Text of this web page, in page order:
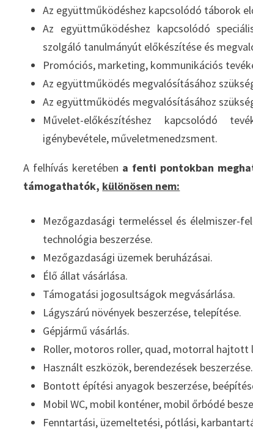
Az együttműködéshez kapcsolódó táborok
Az együttműködéshez kapcsolódó
szolgáló tanulmányút előkészítése és
Promóciós, marketing, kommunikációs
Az együttműködés megvalósításához
Az együttműködés megvalósításához
Művelet-előkészítéshez kapcsolódó
igénybevétele, műveletmenedzsment.
A felhívás keretében a fenti pontokban
támogathatók, különösen nem:
Mezőgazdasági termeléssel és élelmiszer-
technológia beszerzése.
Mezőgazdasági üzemek beruházásai.
Élő állat vásárlása.
Támogatási jogosultságok megvásárlása.
Lágyszárú növények beszerzése, telepítése.
Gépjármű vásárlás.
Roller, motoros roller, quad, motorral hajtott
Használt eszközök, berendezések beszerzése.
Bontott építési anyagok beszerzése,
Mobil WC, mobil konténer, mobil őrbódé
Fenntartási, üzemeltetési, pótlási,